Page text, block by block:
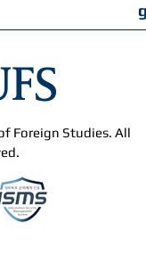
Foreign Studies. All